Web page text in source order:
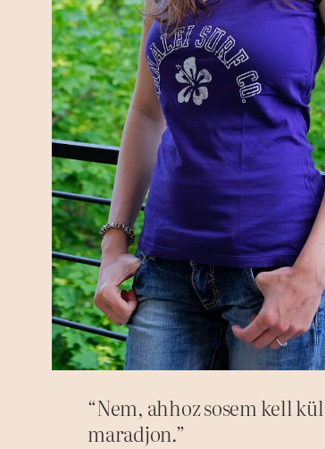
“Nem, ahhoz sosem kell
maradjon.”